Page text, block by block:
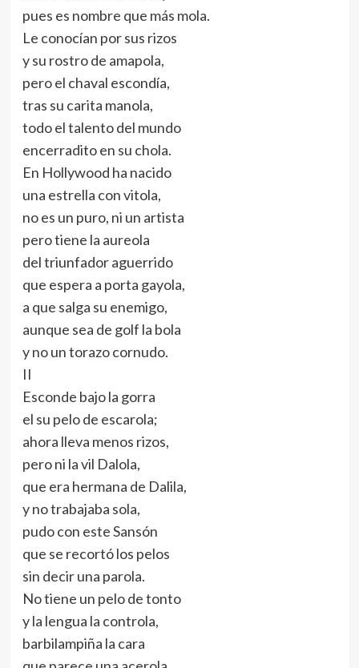
pues es nombre que más mola.
Le conocían por sus rizos
y su rostro de amapola,
pero el chaval escondía,
tras su carita manola,
todo el talento del mundo
encerradito en su chola.
En Hollywood ha nacido
una estrella con vitola,
no es un puro, ni un artista
pero tiene la aureola
del triunfador aguerrido
que espera a porta gayola,
a que salga su enemigo,
aunque sea de golf la bola
y no un torazo cornudo.
II
Esconde bajo la gorra
el su pelo de escarola;
ahora lleva menos rizos,
pero ni la vil Dalola,
que era hermana de Dalila,
y no trabajaba sola,
pudo con este Sansón
que se recortó los pelos
sin decir una parola.
No tiene un pelo de tonto
y la lengua la controla,
barbilampiña la cara